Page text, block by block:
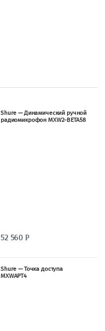
Shure — Динамический ручной
радиомикрофон MXW2-BETA58
52 560Р
Shure — Точка доступа
MXWAPT4